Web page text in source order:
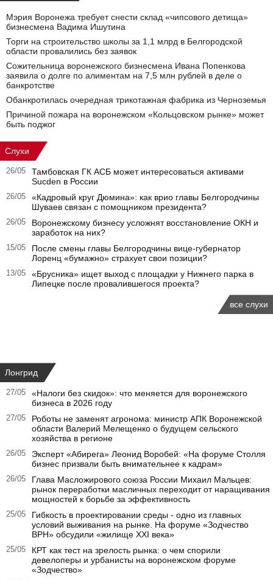
Мэрия Воронежа требует снести склад «чипсового детища»
бизнесмена Вадима Ишутина
Торги на строительство школы за 1,1 млрд в Белгородской
области провалились без заявок
Сожительница воронежского бизнесмена Ивана Попенкова
заявила о долге по алиментам на 7,5 млн рублей в деле о
банкротстве
Обанкротилась очередная трикотажная фабрика из Черноземья
Причиной пожара на воронежском «Кольцовском рынке» может
быть поджог
Слухи
26/05
Тамбовская ГК АСБ может интересоваться активами
Sucden в России
26/05
«Кадровый круг Дюмина»: как врио главы Белгородчины
Шуваев связан с помощником президента?
26/05
Воронежскому бизнесу усложнят восстановление ОКН и
заработок на них?
15/05
После смены главы Белгородчины вице-губернатор
Лоренц «бумажно» страхует свои позиции?
13/05
«Брусника» ищет выход с площадки у Нижнего парка в
Липецке после провалившегося проекта?
все слухи
Лонгрид
27/05
«Налоги без скидок»: что меняется для воронежского
бизнеса в 2026 году
27/05
Роботы не заменят агронома: министр АПК Воронежской
области Валерий Мелещенко о будущем сельского
хозяйства в регионе
26/05
Эксперт «Абирега» Леонид Воробей: «На форуме Столля
бизнес призвали быть внимательнее к кадрам»
26/05
Глава Масложирового союза России Михаил Мальцев:
рынок переработки масличных переходит от наращивания
мощностей к борьбе за эффективность
25/05
Гибкость в проектировании среды - одно из главных
условий выживания на рынке. На форуме «Зодчество
ВРН» обсудили «жилище XXI века»
25/05
КРТ как тест на зрелость рынка: о чем спорили
девелоперы и урбанисты на воронежском форуме
«Зодчество»